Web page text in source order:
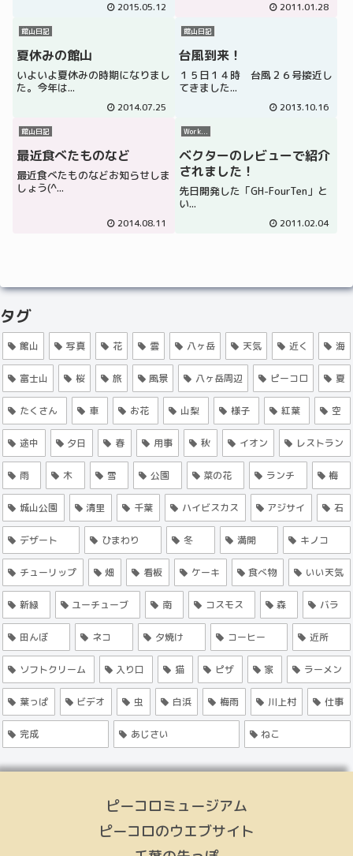
2015.05.12 2011.01.28
館山日記
夏休みの館山
いよいよ夏休みの時期になりまし
た。今年は...
2014.07.25
館山日記
台風到来！
１５日１４時 台風２６号接近し
てきました...
2013.10.16
館山日記
最近食べたものなど
最近食べたものなどお知らせしま
しょう(^...
2014.08.11
Work...
ベクターのレビューで紹介
されました！
先日開発した「GH-FourTen」と
い...
2011.02.04
タグ
館山 写真 花 雲 八ヶ岳 天気 近く 海
富士山 桜 旅 風景 八ヶ岳周辺 ピーコロ 夏
たくさん 車 お花 山梨 様子 紅葉 空
途中 夕日 春 用事 秋 イオン レストラン
雨 木 雪 公園 菜の花 ランチ 梅
城山公園 清里 千葉 ハイビスカス アジサイ 石
デザート ひまわり 冬 満開 キノコ
チューリップ 畑 看板 ケーキ 食べ物 いい天気
新緑 ユーチューブ 南 コスモス 森 バラ
田んぼ ネコ 夕焼け コーヒー 近所
ソフトクリーム 入り口 猫 ピザ 家 ラーメン
葉っぱ ビデオ 虫 白浜 梅雨 川上村 仕事
完成 あじさい ねこ
ピーコロミュージアム
ピーコロのウエブサイト